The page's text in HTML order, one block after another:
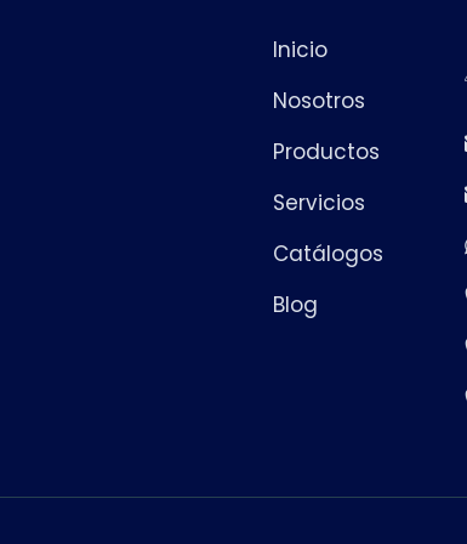
Inicio
Nosotros
Productos
Servicios
Catálogos
Blog